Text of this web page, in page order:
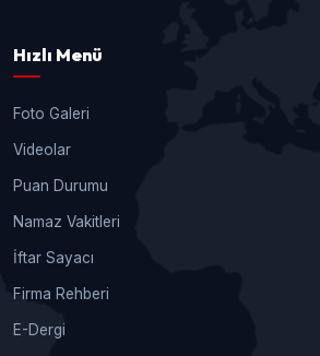
Hızlı Menü
Foto Galeri
Videolar
Puan Durumu
Namaz Vakitleri
İftar Sayacı
Firma Rehberi
E-Dergi